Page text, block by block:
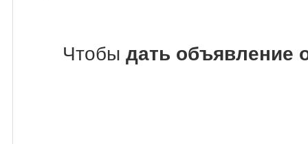
Чтобы дать объявление